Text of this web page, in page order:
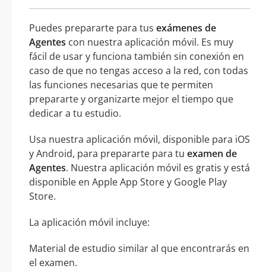
Puedes prepararte para tus exámenes de
Agentes con nuestra aplicación móvil. Es muy
fácil de usar y funciona también sin conexión en
caso de que no tengas acceso a la red, con todas
las funciones necesarias que te permiten
prepararte y organizarte mejor el tiempo que
dedicar a tu estudio.
Usa nuestra aplicación móvil, disponible para iOS
y Android, para prepararte para tu examen de
Agentes. Nuestra aplicación móvil es gratis y está
disponible en Apple App Store y Google Play
Store.
La aplicación móvil incluye:
Material de estudio similar al que encontrarás en
el examen.